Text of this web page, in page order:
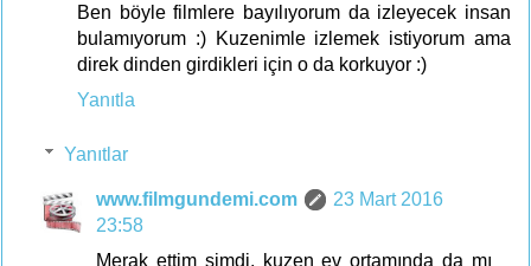
Ben böyle filmlere bayılıyorum da izleyecek insan
bulamıyorum :) Kuzenimle izlemek istiyorum ama
direk dinden girdikleri için o da korkuyor :)
Yanıtla
Yanıtlar
www.filmgundemi.com
23 Mart 2016
23:58
Merak ettim şimdi, kuzen ev ortamında da mı